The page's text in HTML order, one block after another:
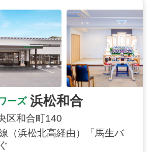
ーズ 浜松和合
区和合町140
（浜松北高経由）「馬生バ